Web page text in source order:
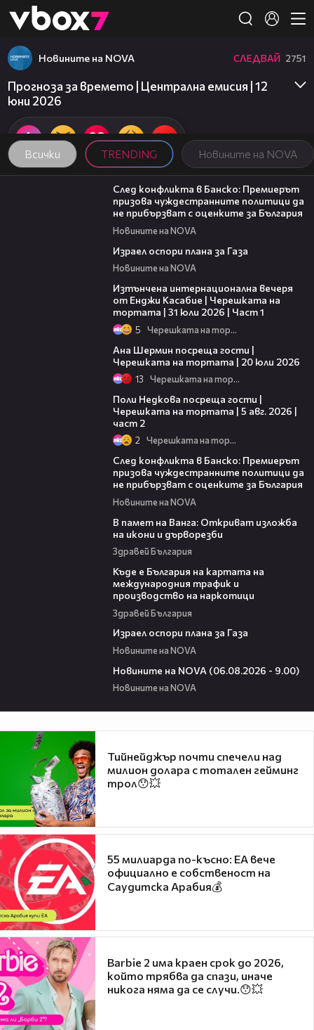
👾
Всички TRENDING Новините на NOVA
Новините на NOVA СЛЕДВАЙ 2751
Прогноза за времето | Централна емисия | 12
юни 2026
08:08
След конфликта в Банско: Премиерът
призова чуждестранните политици да
не прибързват с оценките за България
Новините на NOVA
Израел оспори плана за Газа
Новините на NOVA
Изтънчена интернационална вечеря
от Енджи Касабие | Черешката на
тортата | 31 юли 2026 | Част 1
5 Черешката на тортата
Ана Шермин посреща гости |
Черешката на тортата | 20 юли 2026
13 Черешката на тортата
Поли Недкова посреща гости |
Черешката на тортата | 5 авг. 2026 |
част 2
2 Черешката на тортата
След конфликта в Банско: Премиерът
призова чуждестранните политици да
не прибързват с оценките за България
Новините на NOVA
В памет на Ванга: Откриват изложба
на икони и дърворезби
Здравей България
Къде е България на картата на
международния трафик и
производство на наркотици
Здравей България
Израел оспори плана за Газа
Новините на NOVA
Новините на NOVA (06.08.2026 - 9.00)
Новините на NOVA
Тийнейджър почти спечели над
милион долара с тотален гейминг
трол😯💥
55 милиарда по-късно: EA вече
официално е собственост на
Саудитска Арабия💰
Barbie 2 има краен срок до 2026,
който трябва да спази, иначе
никога няма да се случи.😯💥